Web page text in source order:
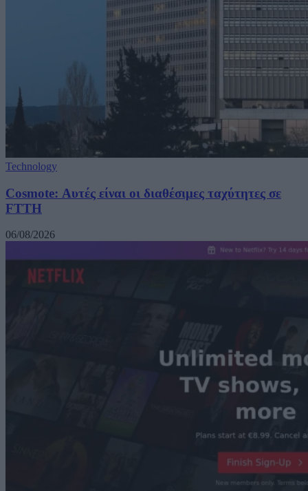
Technology
Cosmote: Αυτές είναι οι διαθέσιμες ταχύτητες σε
FTTH
06/08/2026